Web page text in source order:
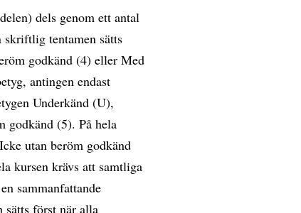
dels genom ett antal
tentamen sätts
godkänd (4) eller Med
antingen endast
Underkänd (U),
godkänd (5). På hela
utan beröm godkänd
kursen krävs att samtliga
sammanfattande
sätts först när alla